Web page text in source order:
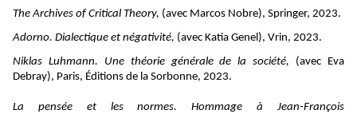
The Archives of Critical Theory, (avec Marcos Nobre), Springer, 2023.
Adorno. Dialectique et négativité, (avec Katia Genel), Vrin, 2023.
Niklas Luhmann. Une théorie générale de la société, (avec Eva
Debray), Paris, Éditions de la Sorbonne, 2023.
La pensée et les normes. Hommage à Jean-François